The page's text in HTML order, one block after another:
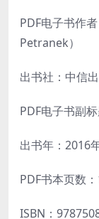
PDF电子书作
Petranek）
出书社：中信
PDF电子书副
出书年：2016
PDF书本页数
ISBN：